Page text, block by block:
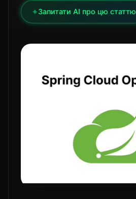
✦Запитати AI про цю статтю